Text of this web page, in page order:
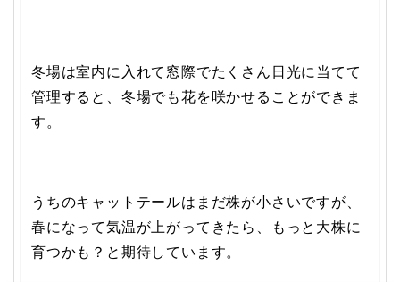
冬場は室内に入れて窓際でたくさん日光に当てて
管理すると、冬場でも花を咲かせることができま
す。
うちのキャットテールはまだ株が小さいですが、
春になって気温が上がってきたら、もっと大株に
育つかも？と期待しています。